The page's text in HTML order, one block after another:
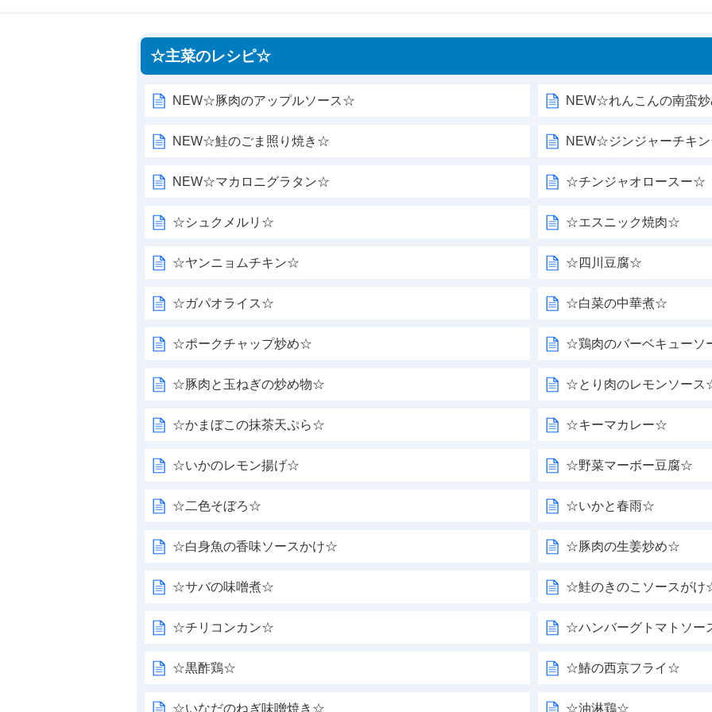
☆主菜のレシピ☆
NEW☆豚肉のアップルソース☆ NEW☆れんこんの南蛮
NEW☆鮭のごま照り焼き☆ NEW☆ジンジャーチキ
NEW☆マカロニグラタン☆ ☆チンジャオロースー☆
☆シュクメルリ☆ ☆エスニック焼肉☆
☆ヤンニョムチキン☆ ☆四川豆腐☆
☆ガパオライス☆ ☆白菜の中華煮☆
☆ポークチャップ炒め☆ ☆鶏肉のバーベキューソ
☆豚肉と玉ねぎの炒め物☆ ☆とり肉のレモンソー
☆かまぼこの抹茶天ぷら☆ ☆キーマカレー☆
☆いかのレモン揚げ☆ ☆野菜マーボー豆腐☆
☆二色そぼろ☆ ☆いかと春雨☆
☆白身魚の香味ソースかけ☆ ☆豚肉の生姜炒め☆
☆サバの味噌煮☆ ☆鮭のきのこソースが
☆チリコンカン☆ ☆ハンバーグトマトソー
☆黒酢鶏☆ ☆鰆の西京フライ☆
☆いなだのねぎ味噌焼き☆ ☆油淋鶏☆